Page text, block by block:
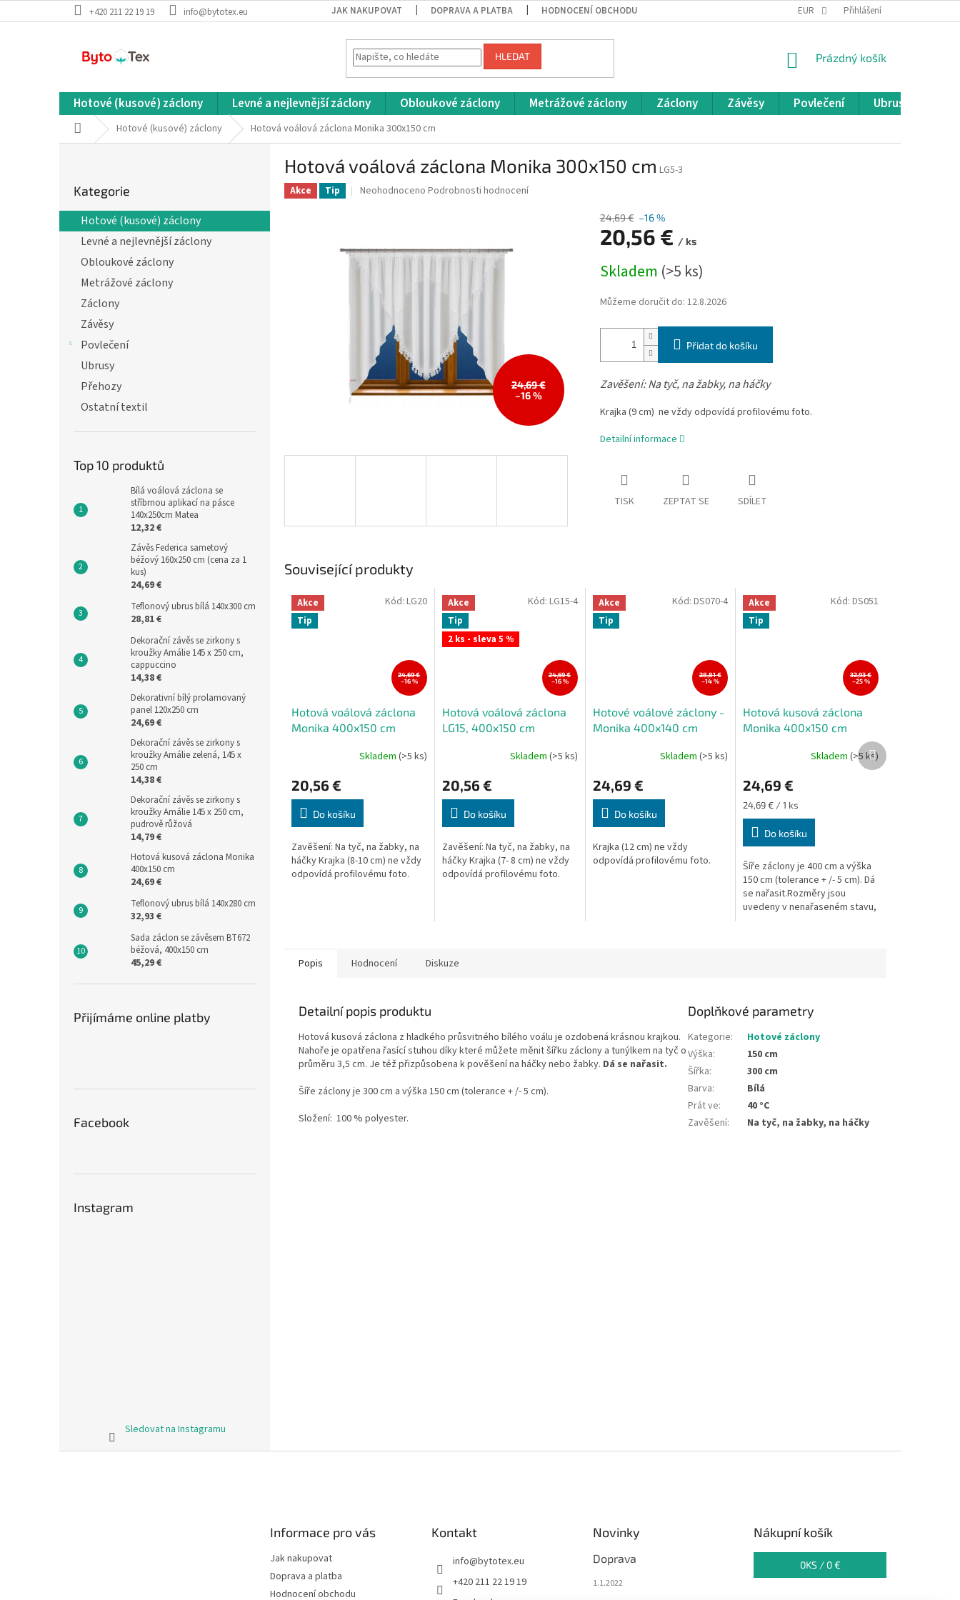
na
+420 211 22 19 19 info@bytotex.eu JAK NAKUPOVAT DOPRAVA A PLATBA HODNOCENÍ OBCHODU OBCHODNÍ PODMÍNKY
EUR Přihlášení
HLEDAT
NÁKUPNÍ
Prázdný košík
Hotové (kusové) záclony Levné a nejlevnější záclony Obloukové záclony Metrážové záclony Záclony Závěsy Povlečení Ubrusy
Domů Hotové (kusové) záclony Hotová voálová záclona Monika 300x150 cm
r
a
kategorie
Kategorie
Hotové (kusové) záclony
Levné a nejlevnější záclony
Obloukové záclony
Metrážové záclony
Záclony
Závěsy
Povlečení
Ubrusy
Přehozy
Ostatní textil
Top 10 produktů
Bílá voálová záclona se
stříbrnou aplikací na pásce
140x250cm Matea
12,32 €
Závěs Federica sametový
béžový 160x250 cm (cena za 1
kus)
24,69 €
Teflonový ubrus bílá 140x300 cm
28,81 €
Dekorační závěs se zirkony s
kroužky Amálie 145 x 250 cm,
cappuccino
14,38 €
Dekorativní bílý prolamovaný
panel 120x250 cm
24,69 €
Dekorační závěs se zirkony s
kroužky Amálie zelená, 145 x
250 cm
14,38 €
Dekorační závěs se zirkony s
kroužky Amálie 145 x 250 cm,
pudrově růžová
14,79 €
Hotová kusová záclona Monika
400x150 cm
24,69 €
Teflonový ubrus bílá 140x280 cm
32,93 €
Sada záclon se závěsem BT672
béžová, 400x150 cm
45,29 €
Přijímáme online platby
Facebook
Instagram
Sledovat na Instagramu
Hotová voálová záclona Monika 300x150 cm LG5-3
Akce Tip
Průměrné
z
5
hvězdiček.
Neohodnoceno Podrobnosti hodnocení
24,69 €
–16 %
24,69 € –16 %
20,56 € / ks
cena:
Skladem (>5 ks)
Můžeme doručit do: 12.8.2026
Přidat do košíku
Zavěšení:Na tyč, na žabky, na háčky
Krajka (9 cm) ne vždy odpovídá profilovému foto.
Detailní informace
TISK ZEPTAT SE SDÍLET
Související produkty
Akce
Tip
24,69 €
–16 %
Hotová voálová záclona
Monika 400x150 cm
produktu
je
5,0
z
hvězdiček.
Skladem (>5 ks)
20,56 €
Do košíku
Zavěšení: Na tyč, na žabky, na
háčky Krajka (8-10 cm) ne vždy
odpovídá profilovému foto.
Kód: LG20
Akce
Tip
2 ks - sleva 5 %
24,69 €
–16 %
Hotová voálová záclona
LG15, 400x150 cm
produktu
je
5,0
z
hvězdiček.
Skladem (>5 ks)
20,56 €
Do košíku
Zavěšení: Na tyč, na žabky, na
háčky Krajka (7- 8 cm) ne vždy
odpovídá profilovému foto.
Kód: LG15-4
Akce
Tip
28,81 €
–14 %
Hotové voálové záclony -
Monika 400x140 cm
produktu
je
5,0
z
hvězdiček.
Skladem(>5 ks)
24,69 €
Do košíku
Krajka (12 cm) ne vždy
odpovídá profilovému foto.
Kód:DS070-4
Akce
Tip
32,93 €
–25 %
Hotová kusová záclona
Monika 400x150 cm
Skladem (>5 ks)
24,69 €
Měrná
cena:
24,69 € / 1 ks
Do košíku
Šíře záclony je 400 cm a výška
150 cm (tolerance + /- 5 cm). Dá
se nařasit.Rozměry jsou
uvedeny v nenařaseném stavu,
Kód: DS051
Další
produkt
Popis Hodnocení Diskuze
Detailní popis produktu
Hotová kusová záclona z hladkého průsvitného bílého voálu je ozdobená krásnou krajkou.
Nahoře je opatřena řasící stuhou díky které můžete měnit šířku záclony a tunýlkem na tyč o
průměru 3,5 cm. Je též přizpůsobena k pověšení na háčky nebo žabky. Dá se nařasit.
Šíře záclony je 300 cm a výška 150 cm (tolerance + /- 5 cm).
Složení: 100 % polyester.
Doplňkové parametry
Kategorie:
Hotové záclony
Výška:
150 cm
Šířka:
300 cm
Barva:
Bílá
Prát ve:
40 °C
Zavěšení: Na tyč, na žabky, na háčky
Informace pro vás
Jak nakupovat
Doprava a platba
Hodnocení obchodu
Kontakt
info@bytotex.eu
+420 211 22 19 19
Novinky
Doprava
1.1.2022
Nákupní košík
0KS / 0 €